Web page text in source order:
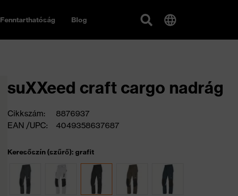
Fenntarthatóság Blog
suXXeed craft cargo nadrág
Cikkszám:
8876937
EAN /UPC:
4049358637687
Keresőszín (szűrő): grafit